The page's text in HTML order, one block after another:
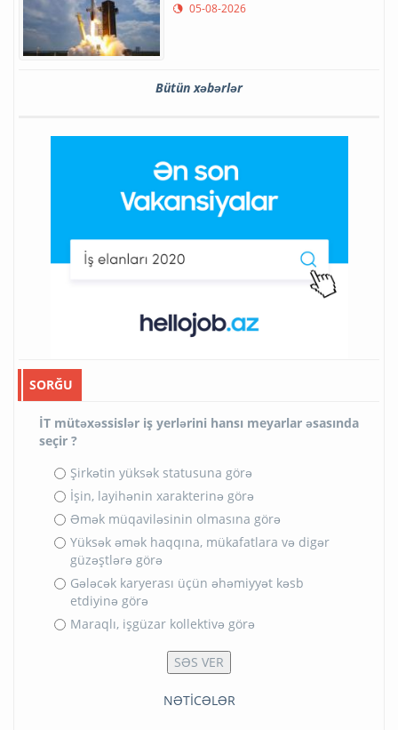
05-08-2026
Bütün xəbərlər
SORĞU
İT mütəxəssislər iş yerlərini hansı meyarlar əsasında
seçir ?
Şirkətin yüksək statusuna görə
İşin, layihənin xarakterinə görə
Əmək müqaviləsinin olmasına görə
Yüksək əmək haqqına, mükafatlara və digər
güzəştlərə görə
Gələcək karyerası üçün əhəmiyyət kəsb
etdiyinə görə
Maraqlı, işgüzar kollektivə görə
NƏTİCƏLƏR